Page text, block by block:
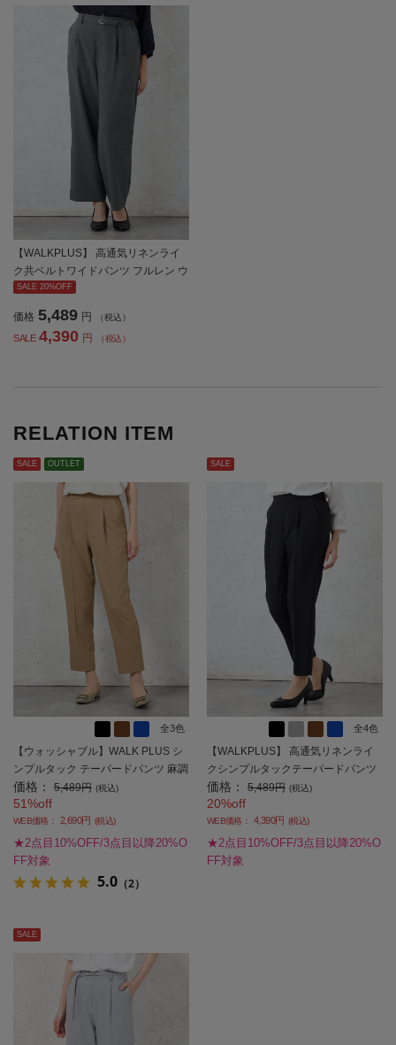
【WALKPLUS】 高通気リネンライ
ク共ベルトワイドパンツ フルレン ウ
ォッシャブル ワンタック 春夏【レデ
SALE 20%OFF
価格 5,489 円 （税込）
SALE 4,390 円 （税込）
RELATION ITEM
SALE OUTLET
全3色
【ウォッシャブル】WALK PLUS シ
ンプルタック テーパードパンツ 麻調
メッシュ素材 無地 春夏【レディー
ス】
価格： 5,489円 (税込)
51%off
WEB価格： 2,690円 (税込)
★2点目10%OFF/3点目以降20%O
FF対象
5.0 （2）
SALE
全4色
【WALKPLUS】 高通気リネンライ
クシンプルタックテーパードパンツ
フルレン ワンタック ウォッシャブル
春夏【レディース】
価格： 5,489円 (税込)
20%off
WEB価格： 4,390円 (税込)
★2点目10%OFF/3点目以降20%O
FF対象
SALE